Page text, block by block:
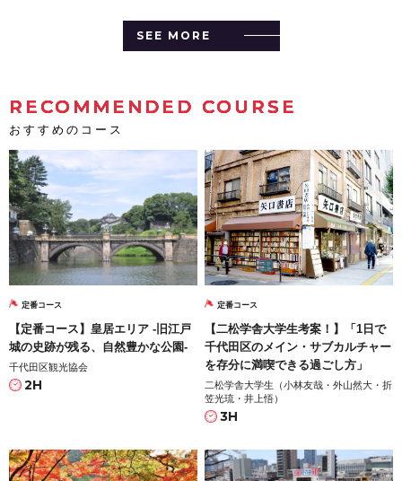
SEE MORE
RECOMMENDED COURSE
おすすめのコース
定番コース
【定番コース】皇居エリア -旧江戸
城の史跡が残る、自然豊かな公園-
千代田区観光協会
2H
定番コース
【二松学舎大学生考案！】「1日で
千代田区のメイン・サブカルチャー
を存分に満喫できる過ごし方」
二松学舎大学生（小林友哉・外山然大・折
笠光琉・井上悟）
3H